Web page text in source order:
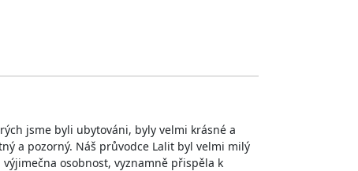
jsme byli ubytováni, byly velmi krásné a
a pozorný. Náš průvodce Lalit byl velmi milý
osobnost, vyznamně přispěla k